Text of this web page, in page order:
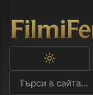
тъмна